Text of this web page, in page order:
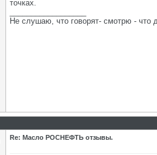
точках.
Не слушаю, что говорят- смотрю - что
Re: Масло РОСНЕФТЬ отзывы.